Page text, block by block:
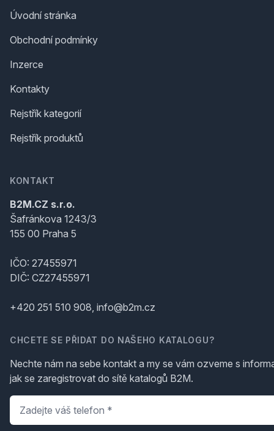
Úvodní stránka
Obchodní podmínky
Inzerce
Kontakty
Rejstřík kategorií
Rejstřík produktů
KONTAKT
B2M.CZ s.r.o.
Šafránkova 1243/3
155 00 Praha 5
IČO: 27455971
DIČ: CZ27455971
+420 251 510 908, info@b2m.cz
CHCETE SE PŘIDAT DO NAŠEHO KATALOGU?
Nechte nám na sebe kontakt a my se vám ozveme s
jak se zaregistrovat do sítě katalogů B2M.
Telefon